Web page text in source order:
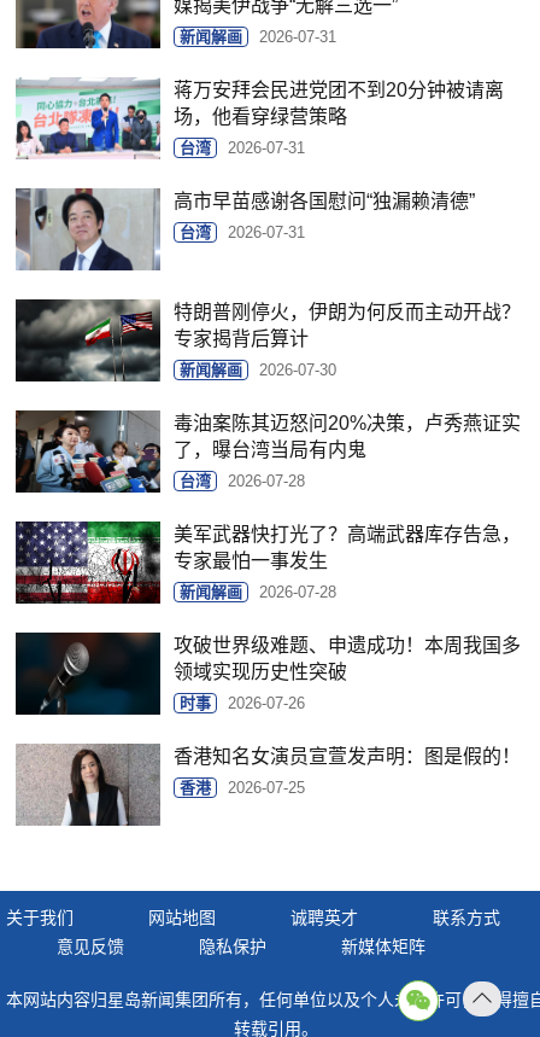
媒揭美伊战争“无解三选一”
新闻解画 2026-07-31
蒋万安拜会民进党团不到20分钟被请离
场，他看穿绿营策略
台湾 2026-07-31
高市早苗感谢各国慰问“独漏赖清德”
台湾 2026-07-31
特朗普刚停火，伊朗为何反而主动开战？
专家揭背后算计
新闻解画 2026-07-30
毒油案陈其迈怒问20%决策，卢秀燕证实
了，曝台湾当局有内鬼
台湾 2026-07-28
美军武器快打光了？高端武器库存告急，
专家最怕一事发生
新闻解画 2026-07-28
攻破世界级难题、申遗成功！本周我国多
领域实现历史性突破
时事 2026-07-26
香港知名女演员宣萱发声明：图是假的！
香港 2026-07-25
关于我们 网站地图 诚聘英才
联系方式
意见反馈
隐私保护 新媒体矩阵
本网站内容归星岛新闻集团所有，任何单位以及个人未经许可，不得擅
转载引用。